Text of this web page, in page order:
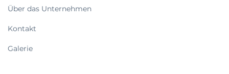
Über das Unternehmen
Kontakt
Galerie